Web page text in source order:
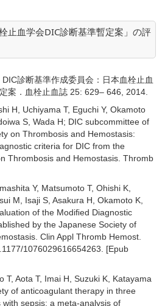
止血学会DIC診断基準暫定案」の評
診断基準作成委員会：日本血栓止血
案．血栓止血誌 25: 629– 646, 2014.
H, Uchiyama T, Eguchi Y, Okamoto
S, Wada H; DIC subcommittee of
on Thrombosis and Hemostasis:
criteria for DIC from the
Thrombosis and Hemostasis. Thromb
Y, Matsumoto T, Ohishi K,
M, Isaji S, Asakura H, Okamoto K,
of the Modiﬁed Diagnostic
by the Japanese Society of
Clin Appl Thromb Hemost.
1076029616654263. [Epub
Aota T, Imai H, Suzuki K, Katayama
of anticoagulant therapy in three
sepsis: a meta-analysis of